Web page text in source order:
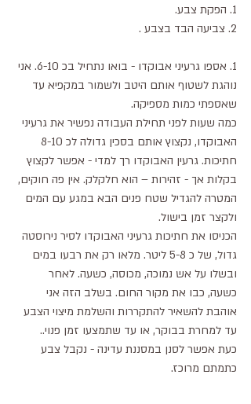
1. הפקת צבע.
2. צביעה הבד בצבע .
1. אספו גרעיני אבוקדו - בואו נתחיל בכ 6-10. אני
נוהגת לשטוף אותם היטב ולשמור במקפיא עד
שאספתי כמות מספיקה.
כמה שעות לפני תחילת העבודה נפשיר את גרעיני
חתיכות. גרעין האבוקדו רך למדי - אפשר לקצוץ
בקלות אך - זהירות – הוא חלקלק. אין פה חוקים,
המטרה להגדיל שטח פנים הבא במגע עם המים
ולקצר זמן בישול.
הכניסו את חתיכות גרעיני האבוקדו לסיר נירוסטה
גדול, של כ 5-8 ליטר. מלאו רק את רבעו במים
ובשלו על אש נמוכה, מכוסה, כשעה. לאחר
כשעה, כבו את מקור החום. בשלב הזה אני
אוהבת להשאיר להתקררות והשלמת מיצוי הצבע
עד למחרת בבוקר, או עד שתמצעו זמן פנוי..
כעת אפשר לסנן במסננת עדינה - נקבל צבע
כתמתם מרוכז.